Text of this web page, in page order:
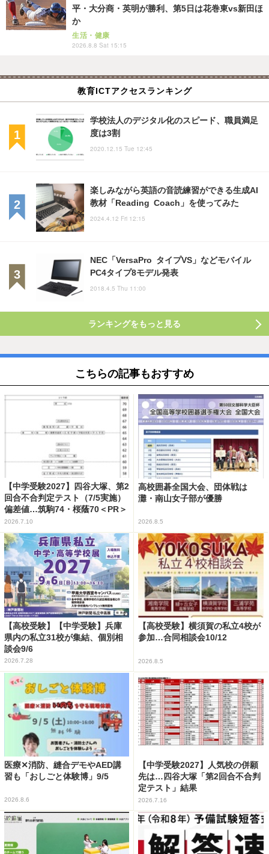
平・大分商・英明が勝利、第5日は花巻東vs新田ほ
か
生活・健康
2026.8.8 Sat 15:15
教育ICTアクセスランキング
学校法人のデジタル化のスピード、職員満足
度は3割
2020.12.15 Tue 12:45
楽しみながら英語の音読練習ができる生成AI
教材「Reading Coach」を使ってみた
2024.4.12 Fri 12:15
NEC「VersaPro タイプVS」などモバイル
PC4タイプ8モデル発表
2018.4.5 Thu 11:00
ランキングをもっと見る
こちらの記事もおすすめ
【中学受験2027】四谷大塚、第2
回合不合判定テスト（7/5実施）
偏差値…筑駒74・桜蔭70＜PR＞
2026.7.10
高校囲碁全国大会、団体戦は
灘・南山女子部が優勝
2026.8.5
【高校受験】【中学受験】兵庫
県内の私立31校が集結、個別相
談会9/6
2026.7.28
【高校受験】横須賀の私立4校が
参加…合同相談会10/12
2026.8.5
医療✕消防、縫合デモやAED講
習も「おしごと体験博」9/5
2026.8.6
【中学受験2027】人気校の併願
先は…四谷大塚「第2回合不合判
定テスト」結果
2026.7.16